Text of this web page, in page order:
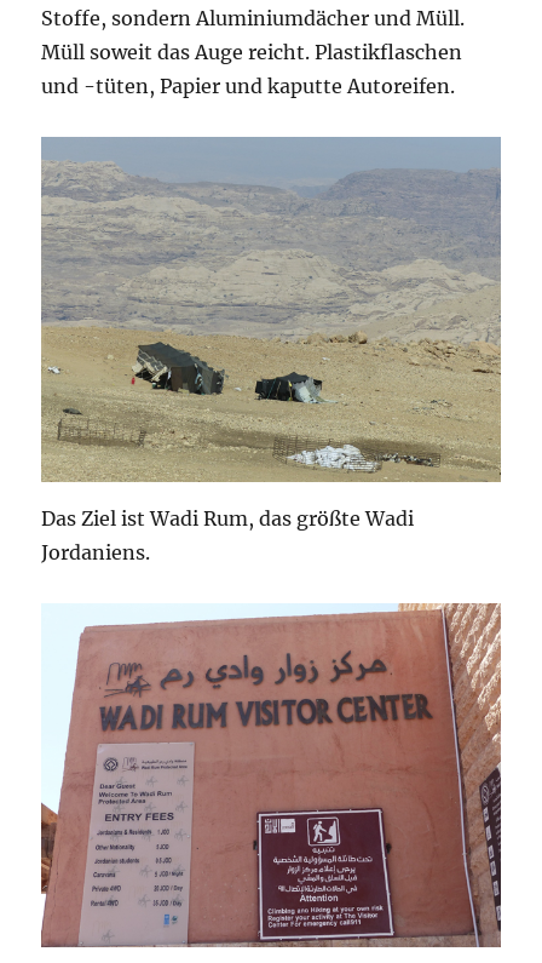
Stoffe, sondern Aluminiumdächer und Müll.
Müll soweit das Auge reicht. Plastikflaschen
und -tüten, Papier und kaputte Autoreifen.
Das Ziel ist Wadi Rum, das größte Wadi
Jordaniens.